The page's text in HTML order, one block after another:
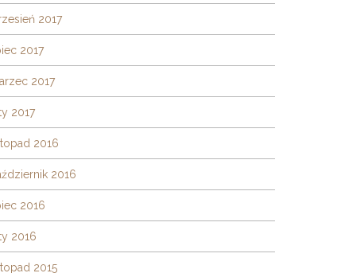
2017
2017
2017
2017
2016
2016
2016
2016
2015